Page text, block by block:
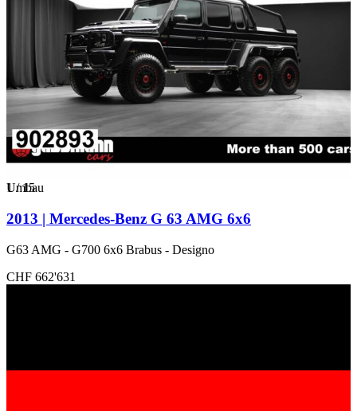
1/15
Umbau
2013 | Mercedes-Benz G 63 AMG 6x6
G63 AMG - G700 6x6 Brabus - Designo
CHF 662'631